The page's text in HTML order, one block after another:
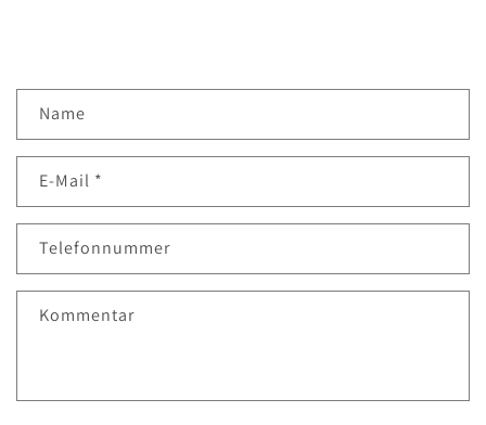
n
a
t
f
Name
E-Mail *
Telefonnummer
Kommentar